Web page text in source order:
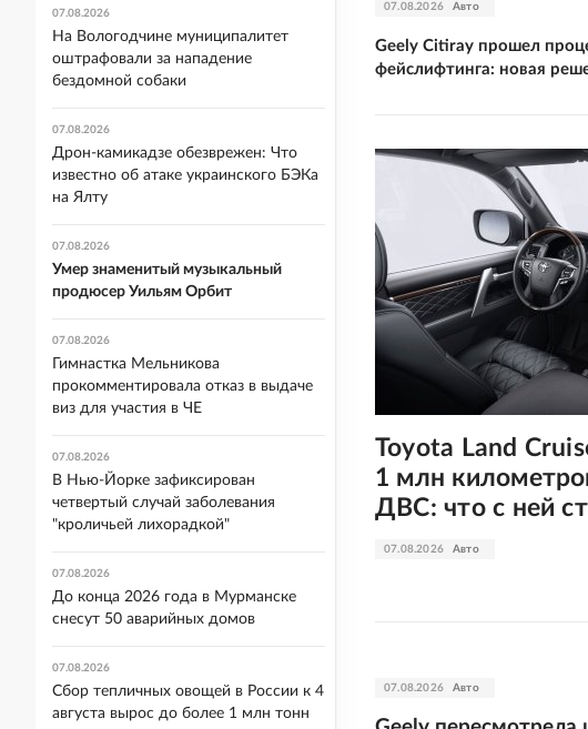
07.08.2026 Авто
Geely Citiray прошел
фейслифтинга: новая
07.08.2026 Авто
Toyota Land
1 млн
ДВС: что с ней
07.08.2026 Авто
07.08.2026
На Вологодчине муниципалитет
оштрафовали за нападение
бездомной собаки
07.08.2026
Дрон-камикадзе обезврежен: Что
известно об атаке украинского БЭКа
на Ялту
07.08.2026
Умер знаменитый музыкальный
продюсер Уильям Орбит
07.08.2026
Гимнастка Мельникова
прокомментировала отказ в выдаче
виз для участия в ЧЕ
07.08.2026
В Нью-Йорке зафиксирован
четвертый случай заболевания
"кроличьей лихорадкой"
07.08.2026
До конца 2026 года в Мурманске
снесут 50 аварийных домов
07.08.2026
Сбор тепличных овощей в России к 4
августа вырос до более 1 млн тонн